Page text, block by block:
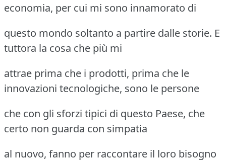
economia, per cui mi sono innamorato di
questo mondo soltanto a partire dalle storie. E
tuttora la cosa che più mi
attrae prima che i prodotti, prima che le
innovazioni tecnologiche, sono le persone
che con gli sforzi tipici di questo Paese, che
certo non guarda con simpatia
al nuovo, fanno per raccontare il loro bisogno